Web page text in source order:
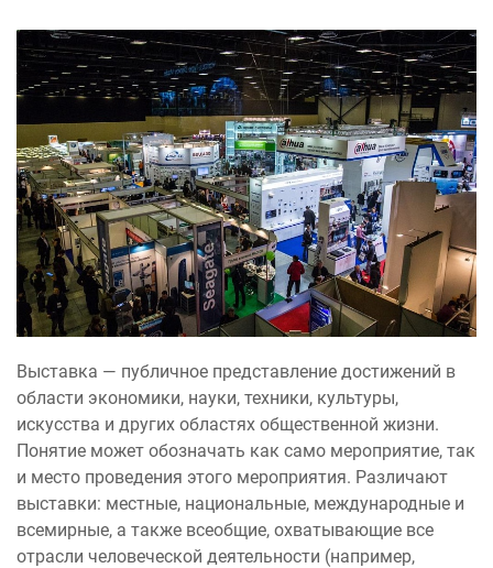
Выставка — публичное представление достижений в
области экономики, науки, техники, культуры,
искусства и других областях общественной жизни.
Понятие может обозначать как само мероприятие, так
и место проведения этого мероприятия. Различают
выставки: местные, национальные, международные и
всемирные, а также всеобщие, охватывающие все
отрасли человеческой деятельности (например,